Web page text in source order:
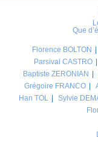
Que
Florence BOLTON
Parsival CASTRO
Baptiste ZERONIAN
Grégoire FRANCO
Han TOL
Sylvie